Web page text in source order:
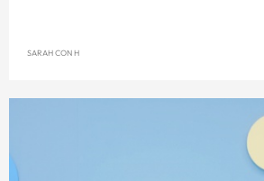
SARAH CON H